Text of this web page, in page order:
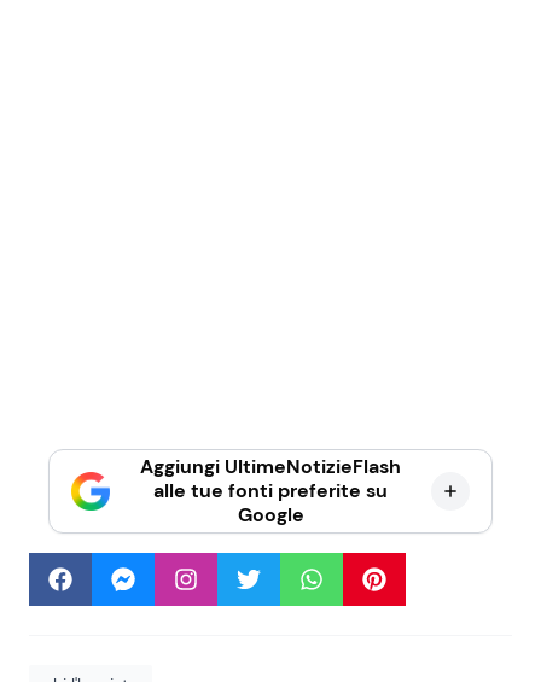
Aggiungi UltimeNotizieFlash
alle tue fonti preferite su
Google